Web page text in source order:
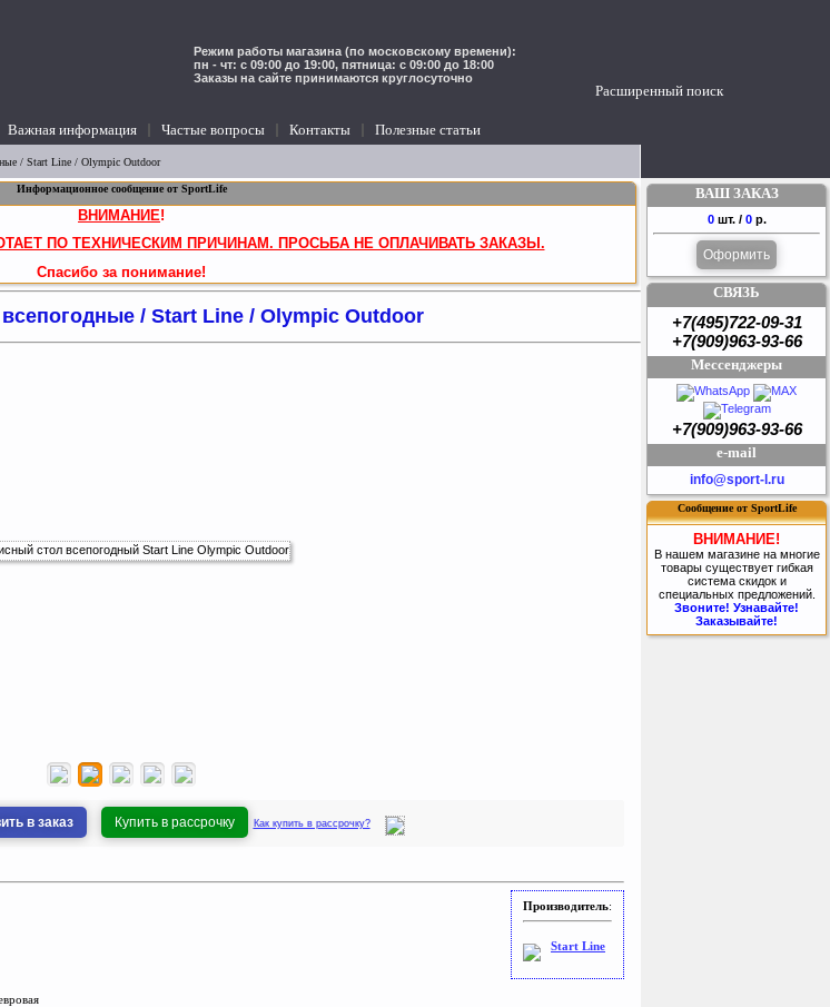
Расширенный поиск
Режим работы магазина (по московскому времени):
пн - чт: с 09:00 до 19:00, пятница: с 09:00 до 18:00
Заказы на сайте принимаются круглосуточно
Важная информация Частые вопросы Контакты Полезные статьи
/ Start Line / Olympic Outdoor
Информационное сообщение от SportLife
ВНИМАНИЕ!
ПО ТЕХНИЧЕСКИМ ПРИЧИНАМ. ПРОСЬБА НЕ ОПЛАЧИВАТЬ ЗАКАЗЫ.
Спасибо за понимание!
/ Start Line / Olympic Outdoor
в заказ Купить в рассрочку Как купить в рассрочку?
Производитель:
Start Line
ВАШ ЗАКАЗ
0 шт. / 0 р.
Оформить
СВЯЗЬ
+7(495)722-09-31
+7(909)963-93-66
Мессенджеры
+7(909)963-93-66
e-mail
info@sport-l.ru
Сообщение от SportLife
ВНИМАНИЕ!
В нашем магазине на многие
товары существует гибкая
система скидок и
специальных предложений.
Звоните! Узнавайте!
Заказывайте!